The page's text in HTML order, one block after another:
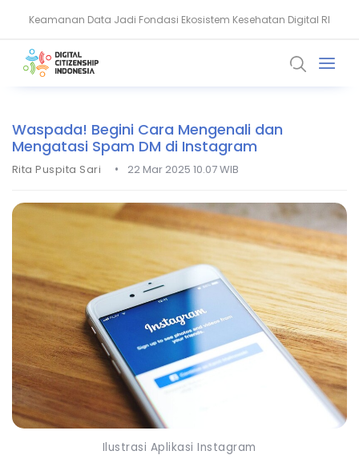
Keamanan Data Jadi Fondasi Ekosistem Kesehatan Digital RI
Akun WhatsApp Diblokir? Ini Penyebab dan Cara Mengatasinya
Waspada! Begini Cara Mengenali dan
Mengatasi Spam DM di Instagram
Rita Puspita Sari • 22 Mar 2025 10.07 WIB
Ilustrasi Aplikasi Instagram